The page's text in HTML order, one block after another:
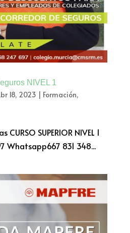
NIVEL 1
18, 2023 Formación,
SUPERIOR NIVEL 1
Whatsapp667 831 348...